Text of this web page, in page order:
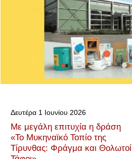
Δευτέρα 1 Ιουνίου 2026
Με μεγάλη επιτυχία η δράση
«Το Μυκηναϊκό Τοπίο της
Τίρυνθας: Φράγμα και Θολωτοί